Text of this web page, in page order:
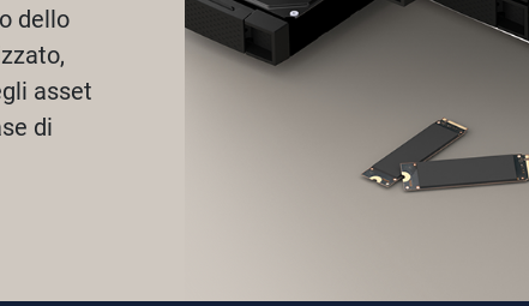
dello
asset
di